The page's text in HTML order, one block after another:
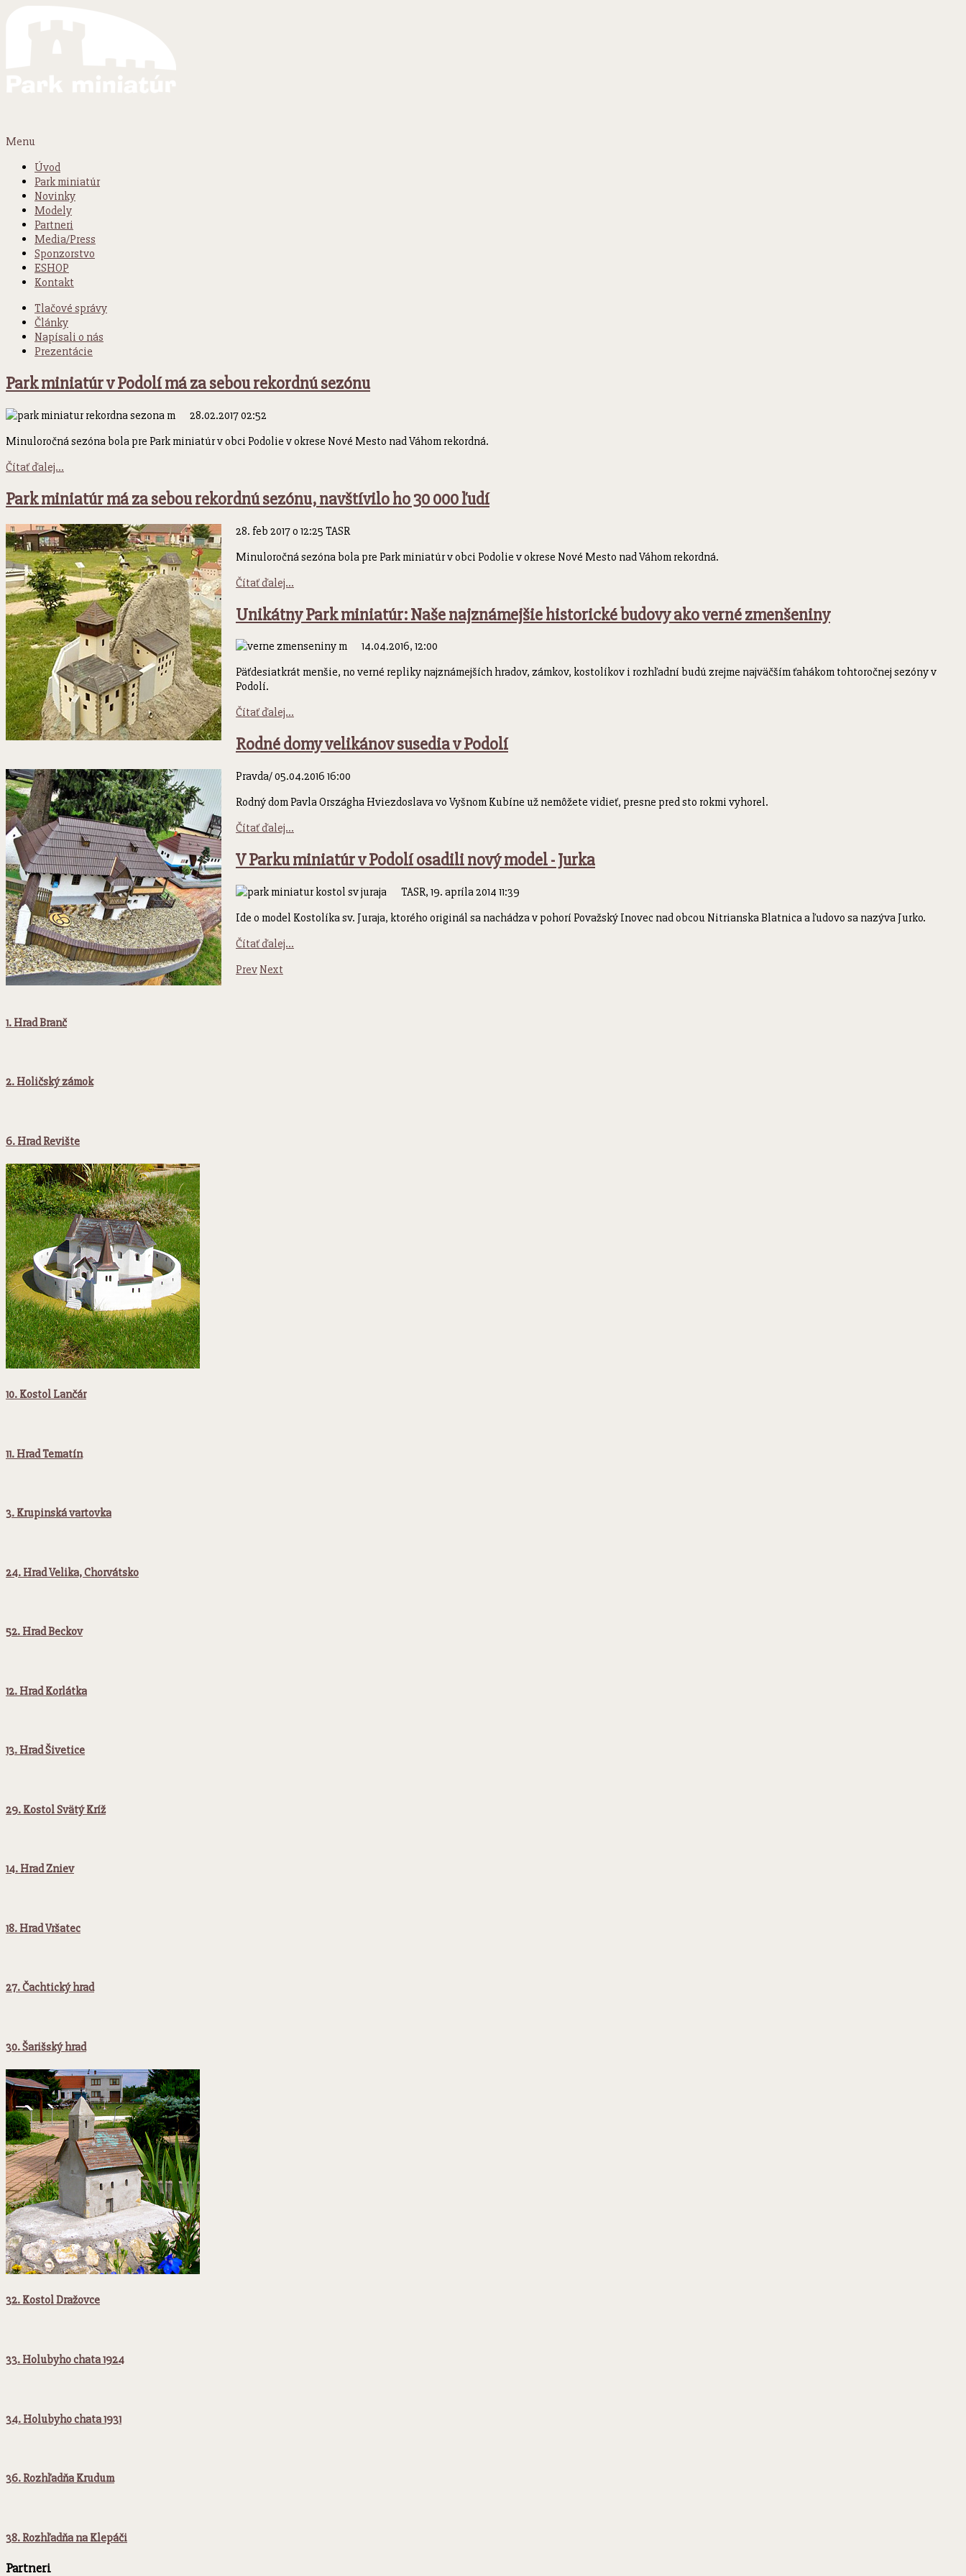
Menu
Úvod
Park miniatúr
Novinky
Modely
Partneri
Media/Press
Sponzorstvo
ESHOP
Kontakt
Tlačové správy
Články
Napísali o nás
Prezentácie
Park miniatúr v Podolí má za sebou rekordnú sezónu
28.02.2017 02:52
Minuloročná sezóna bola pre Park miniatúr v obci Podolie v okrese Nové Mesto nad Váhom rekordná.
Čítať ďalej...
Park miniatúr má za sebou rekordnú sezónu, navštívilo ho 30 000 ľudí
28. feb 2017 o 12:25 TASR
Minuloročná sezóna bola pre Park miniatúr v obci Podolie v okrese Nové Mesto nad Váhom rekordná.
Čítať ďalej...
Unikátny Park miniatúr: Naše najznámejšie historické budovy ako verné zmenšeniny
14.04.2016, 12:00
Päťdesiatkrát menšie, no verné repliky najznámejších hradov, zámkov, kostolíkov i rozhľadní budú zrejme najväčším ťahákom tohtoročnej sezóny v
Podolí.
Čítať ďalej...
Rodné domy velikánov susedia v Podolí
Pravda/ 05.04.2016 16:00
Rodný dom Pavla Országha Hviezdoslava vo Vyšnom Kubíne už nemôžete vidieť, presne pred sto rokmi vyhorel.
Čítať ďalej...
V Parku miniatúr v Podolí osadili nový model - Jurka
TASR, 19. apríla 2014 11:39
Ide o model Kostolíka sv. Juraja, ktorého originál sa nachádza v pohorí Považský Inovec nad obcou Nitrianska Blatnica a ľudovo sa nazýva Jurko.
Čítať ďalej...
Prev Next
1. Hrad Branč
2. Holičský zámok
6. Hrad Revište
10. Kostol Lančár
11. Hrad Tematín
3. Krupinská vartovka
24. Hrad Velika, Chorvátsko
52. Hrad Beckov
12. Hrad Korlátka
13. Hrad Šivetice
29. Kostol Svätý Kríž
14. Hrad Zniev
18. Hrad Vršatec
27. Čachtický hrad
30. Šarišský hrad
32. Kostol Dražovce
33. Holubyho chata 1924
34. Holubyho chata 1931
36. Rozhľadňa Krudum
38. Rozhľadňa na Klepáči
Partneri